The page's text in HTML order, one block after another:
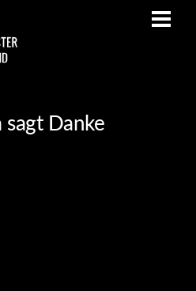
sagt Danke